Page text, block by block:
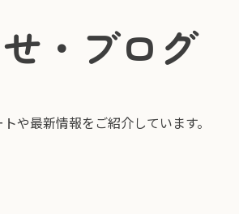
・ブログ
や最新情報をご紹介しています。